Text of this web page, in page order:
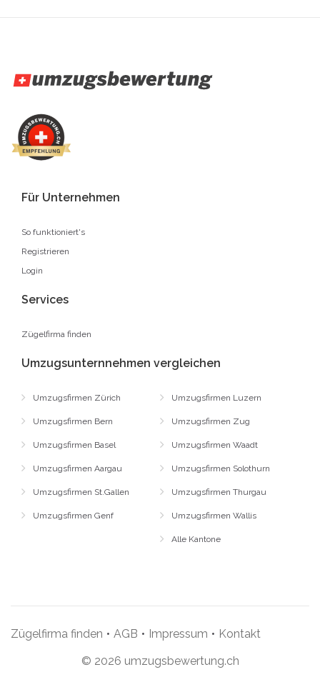
Für Unternehmen
So funktioniert's
Registrieren
Login
Services
Zügelfirma finden
Umzugsunternnehmen vergleichen
Umzugsfirmen Zürich
Umzugsfirmen Bern
Umzugsfirmen Basel
Umzugsfirmen Aargau
Umzugsfirmen St.Gallen
Umzugsfirmen Genf
Umzugsfirmen Luzern
Umzugsfirmen Zug
Umzugsfirmen Waadt
Umzugsfirmen Solothurn
Umzugsfirmen Thurgau
Umzugsfirmen Wallis
Alle Kantone
Zügelfirma finden • AGB • Impressum • Kontakt
© 2026 umzugsbewertung.ch